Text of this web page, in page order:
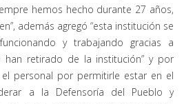
hemos hecho durante 27 años,
además agregó “esta institución se
y trabajando gracias a
retirado de la institución” y por
personal por permitirle estar en el
a la Defensoría del Pueblo y